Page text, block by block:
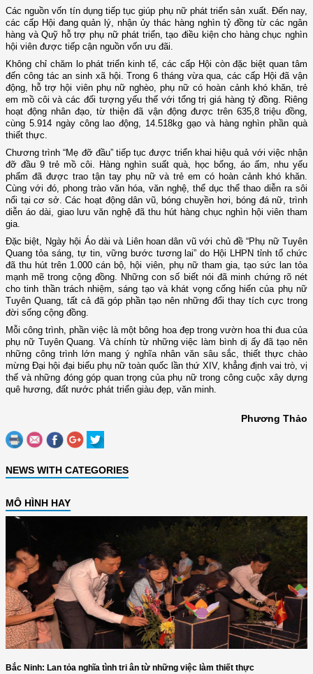
Các nguồn vốn tín dụng tiếp tục giúp phụ nữ phát triển sản xuất. Đến nay,
các cấp Hội đang quản lý, nhận ủy thác hàng nghìn tỷ đồng từ các ngân
hàng và Quỹ hỗ trợ phụ nữ phát triển, tạo điều kiện cho hàng chục nghìn
hội viên được tiếp cận nguồn vốn ưu đãi.
Không chỉ chăm lo phát triển kinh tế, các cấp Hội còn đặc biệt quan tâm
đến công tác an sinh xã hội. Trong 6 tháng vừa qua, các cấp Hội đã vận
động, hỗ trợ hội viên phụ nữ nghèo, phụ nữ có hoàn cảnh khó khăn, trẻ
em mồ côi và các đối tượng yếu thế với tổng trị giá hàng tỷ đồng. Riêng
hoạt động nhân đạo, từ thiện đã vận động được trên 635,8 triệu đồng,
cùng 5.914 ngày công lao động, 14.518kg gạo và hàng nghìn phần quà
thiết thực.
Chương trình “Mẹ đỡ đầu” tiếp tục được triển khai hiệu quả với việc nhận
đỡ đầu 9 trẻ mồ côi. Hàng nghìn suất quà, học bổng, áo ấm, nhu yếu
phẩm đã được trao tận tay phụ nữ và trẻ em có hoàn cảnh khó khăn.
Cùng với đó, phong trào văn hóa, văn nghệ, thể dục thể thao diễn ra sôi
nổi tại cơ sở. Các hoạt động dân vũ, bóng chuyền hơi, bóng đá nữ, trình
diễn áo dài, giao lưu văn nghệ đã thu hút hàng chục nghìn hội viên tham
gia.
Đặc biệt, Ngày hội Áo dài và Liên hoan dân vũ với chủ đề “Phụ nữ Tuyên
Quang tỏa sáng, tự tin, vững bước tương lai” do Hội LHPN tỉnh tổ chức
đã thu hút trên 1.000 cán bộ, hội viên, phụ nữ tham gia, tạo sức lan tỏa
mạnh mẽ trong cộng đồng. Những con số biết nói đã minh chứng rõ nét
cho tinh thần trách nhiệm, sáng tạo và khát vọng cống hiến của phụ nữ
Tuyên Quang, tất cả đã góp phần tạo nên những đổi thay tích cực trong
đời sống cộng đồng.
Mỗi công trình, phần việc là một bông hoa đẹp trong vườn hoa thi đua của
phụ nữ Tuyên Quang. Và chính từ những việc làm bình dị ấy đã tạo nên
những công trình lớn mang ý nghĩa nhân văn sâu sắc, thiết thực chào
mừng Đại hội đại biểu phụ nữ toàn quốc lần thứ XIV, khẳng định vai trò, vị
thế và những đóng góp quan trọng của phụ nữ trong công cuộc xây dựng
quê hương, đất nước phát triển giàu đẹp, văn minh.
Phương Thảo
NEWS WITH CATEGORIES
MÔ HÌNH HAY
Bắc Ninh: Lan tỏa nghĩa tình tri ân từ những việc làm thiết thực